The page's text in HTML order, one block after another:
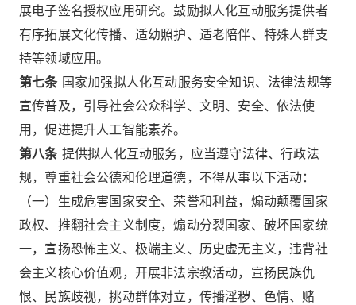
展电子签名授权应用研究。鼓励拟人化互动服务提供者
有序拓展文化传播、适幼照护、适老陪伴、特殊人群支
持等领域应用。
第七条国家加强拟人化互动服务安全知识、法律法规等
宣传普及，引导社会公众科学、文明、安全、依法使
用，促进提升人工智能素养。
第八条提供拟人化互动服务，应当遵守法律、行政法
规，尊重社会公德和伦理道德，不得从事以下活动：
（一）生成危害国家安全、荣誉和利益，煽动颠覆国家
政权、推翻社会主义制度，煽动分裂国家、破坏国家统
一，宣扬恐怖主义、极端主义、历史虚无主义，违背社
会主义核心价值观，开展非法宗教活动，宣扬民族仇
恨、民族歧视，挑动群体对立，传播淫秽、色情、赌